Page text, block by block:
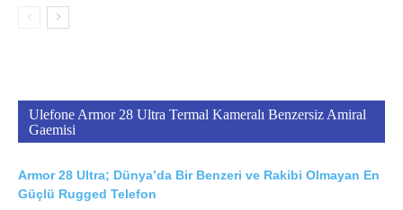
Ulefone Armor 28 Ultra Termal Kameralı Benzersiz Amiral
Gaemisi
Armor 28 Ultra; Dünya’da Bir Benzeri ve Rakibi Olmayan En
Güçlü Rugged Telefon